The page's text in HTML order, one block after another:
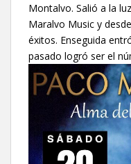
Montalvo. Salió a la
Maralvo Music y
éxitos. Enseguida
pasado logró ser el